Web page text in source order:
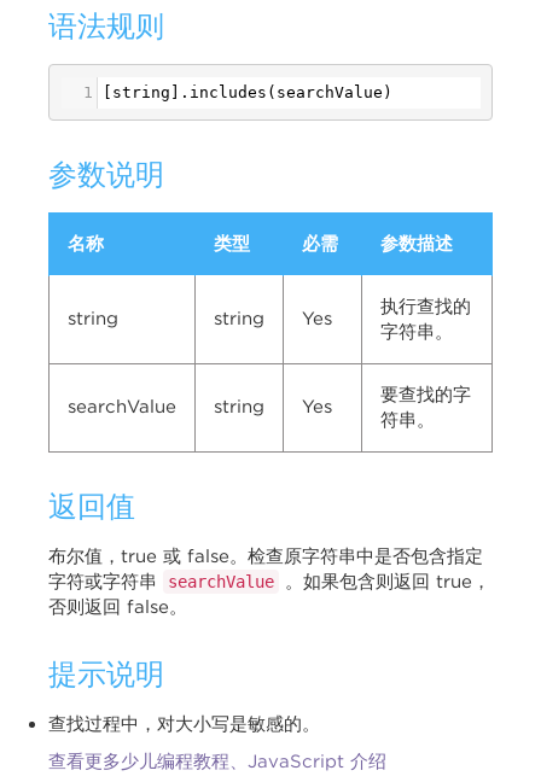
语法规则
1 [ string ]. includes ( searchValue )
参数说明
名称 类型 必需 参数描述
string string Yes
执行查找的
字符串。
searchValue string Yes
要查找的字
符串。
返回值
布尔值，true 或 false。检查原字符串中是否包含指定
字符或字符串
searchValue
。如果包含则返回 true，
否则返回 false。
提示说明
查找过程中，对大小写是敏感的。
查看更多少儿编程教程、JavaScript 介绍